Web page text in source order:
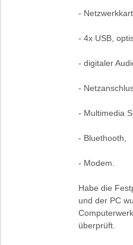
-
- 4x USB,
- digitaler
-
- Multimedia
- Bluethooth,
- Modem.
Habe die
und der PC
überprüft.